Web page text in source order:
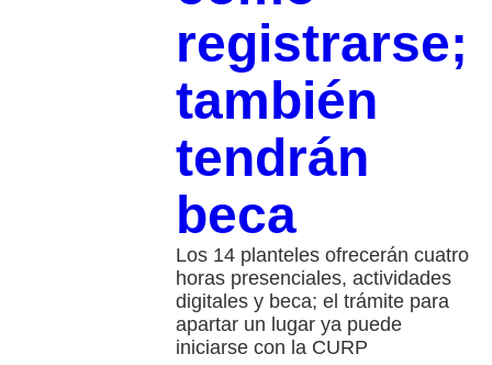
registrarse;
también
tendrán
beca
Los 14 planteles ofrecerán cuatro
horas presenciales, actividades
digitales y beca; el trámite para
apartar un lugar ya puede
iniciarse con la CURP